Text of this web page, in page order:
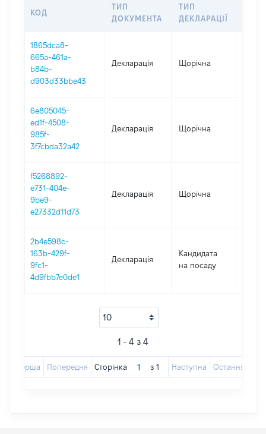
КОД
ТИП
ДОКУМЕНТА
ТИП
ДЕКЛАРАЦІЇ
1865dca8-
665a-461a-
b84b-
d903d33bbe43
Декларація Щорічна
6e805045-
ed1f-4508-
985f-
3f7cbda32a42
Декларація Щорічна
f5268892-
e731-404e-
9be9-
e27332d11d73
Декларація Щорічна
2b4e598c-
163b-429f-
9fc1-
4d9fbb7e0de1
Декларація
Кандидата
на посаду
1 - 4 з 4
Перша Попередня Сторінка з 1 Наступна Остання